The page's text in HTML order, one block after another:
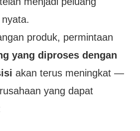
produk, permintaan
yang diproses dengan
akan terus meningkat —
yang dapat